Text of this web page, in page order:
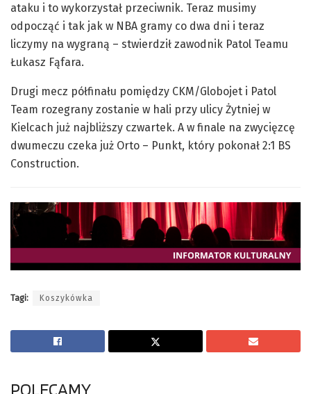
ataku i to wykorzystał przeciwnik. Teraz musimy
odpocząć i tak jak w NBA gramy co dwa dni i teraz
liczymy na wygraną – stwierdził zawodnik Patol Teamu
Łukasz Fąfara.
Drugi mecz półfinału pomiędzy CKM/Globojet i Patol
Team rozegrany zostanie w hali przy ulicy Żytniej w
Kielcach już najbliższy czwartek. A w finale na zwycięzcę
dwumeczu czeka już Orto – Punkt, który pokonał 2:1 BS
Construction.
Tagi: Koszykówka
POLECAMY